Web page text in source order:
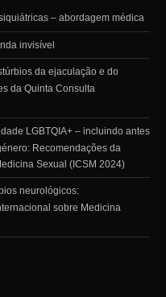
– abordagem médica
invisível
da ejaculação e do
da Quinta Consulta
LGBTQIA+ – incluindo antes
Recomendações da
Sexual (ICSM 2024)
neurológicos:
sobre Medicina